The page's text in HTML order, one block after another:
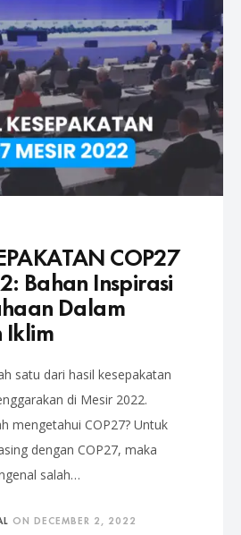
COP27
Bahan Inspirasi
Dalam
Iklim
satu dari hasil kesepakatan
di Mesir 2022.
mengetahui COP27? Untuk
dengan COP27, maka
salah…
ON DECEMBER 2, 2022